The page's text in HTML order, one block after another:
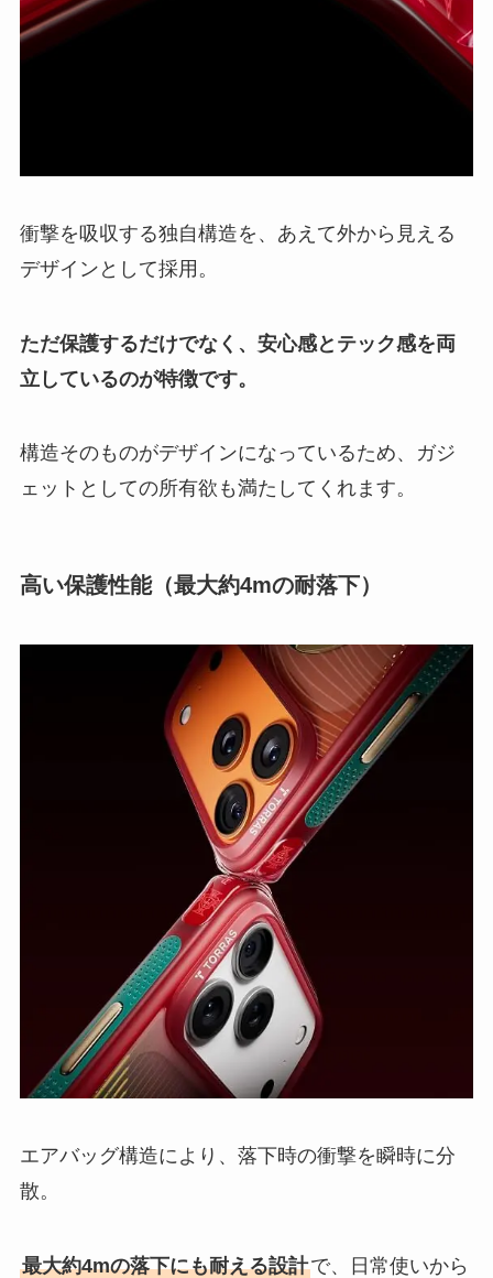
衝撃を吸収する独自構造を、あえて外から見える
デザインとして採用。
ただ保護するだけでなく、安心感とテック感を両
立しているのが特徴です。
構造そのものがデザインになっているため、ガジ
ェットとしての所有欲も満たしてくれます。
高い保護性能（最大約4mの耐落下）
エアバッグ構造により、落下時の衝撃を瞬時に分
散。
最大約4mの落下にも耐える設計で、日常使いから